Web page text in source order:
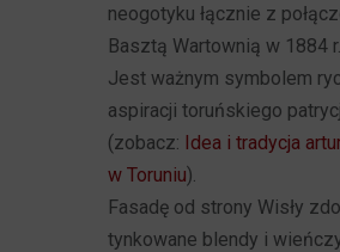
neogotyku łącznie z
Basztą Wartownią w 1884 r.
Jest ważnym symbolem
aspiracji toruńskiego
(zobacz: Idea i tradycja
w Toruniu).
Fasadę od strony Wisły
tynkowane blendy i